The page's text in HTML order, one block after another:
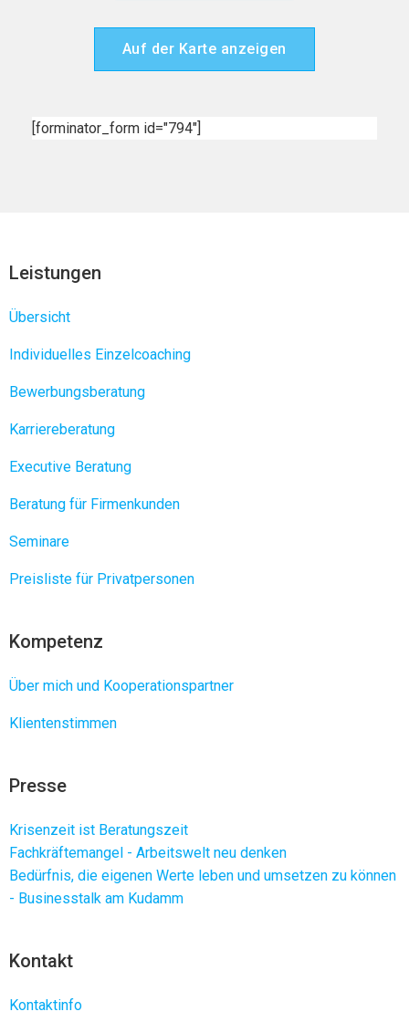
Auf der Karte anzeigen
[forminator_form id="794"]
Leistungen
Übersicht
Individuelles Einzelcoaching
Bewerbungsberatung
Karriereberatung
Executive Beratung
Beratung für Firmenkunden
Seminare
Preisliste für Privatpersonen
Kompetenz
Über mich und Kooperationspartner
Klientenstimmen
Presse
Krisenzeit ist Beratungszeit
Fachkräftemangel - Arbeitswelt neu denken
Bedürfnis, die eigenen Werte leben und umsetzen zu können
- Businesstalk am Kudamm
Kontakt
Kontaktinfo